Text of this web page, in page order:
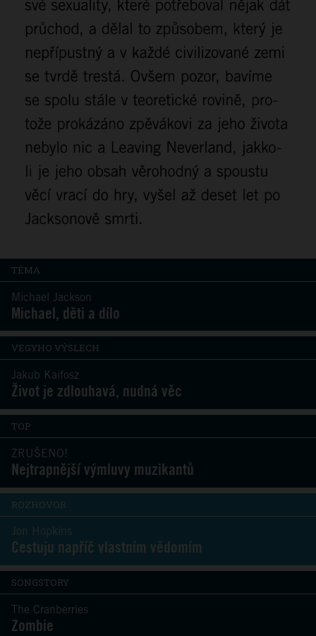
TÉMA
Michael Jackson
Michael, děti a dílo
VEGYHO VÝSLECH
Jakub Kaifosz
Život je zdlouhavá, nudná věc
TOP
ZRUŠENO!
Nejtrapnější výmluvy muzikantů
ROZHOVOR
Jon Hopkins
Cestuju napříč vlastním vědomím
SONGSTORY
The Cranberries
Zombie